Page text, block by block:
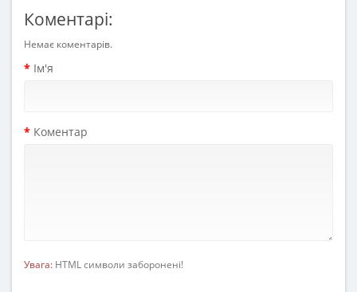
Коментарі:
Немає коментарів.
Ім'я
Коментар
Увага: HTML символи заборонені!